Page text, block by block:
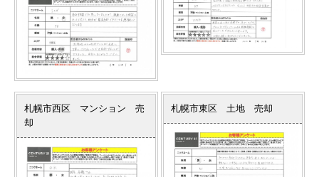
札幌市西区 マンション 売
却
札幌市東区 土地 売却